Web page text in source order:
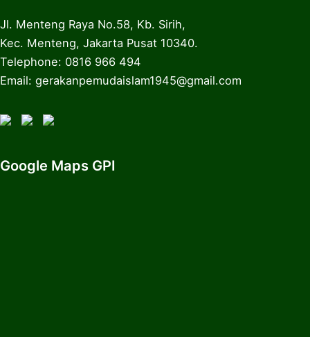
Jl. Menteng Raya No.58, Kb. Sirih,
Kec. Menteng, Jakarta Pusat 10340.
Telephone: 0816 966 494
Email: gerakanpemudaislam1945@gmail.com
Google Maps GPI